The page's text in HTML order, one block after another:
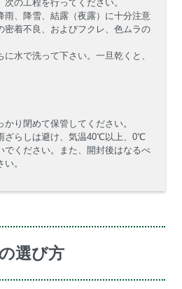
の工程を行ってください。
雨、降雪、結露（夜露）に十分注意
密着不良、およびフクレ、色ムラの
水で洗って下さい。一旦乾くと、
り閉めて保管してください。
ざらしは避け、気温40℃以上、0℃
でください。また、開封後はなるべ
。
選び方